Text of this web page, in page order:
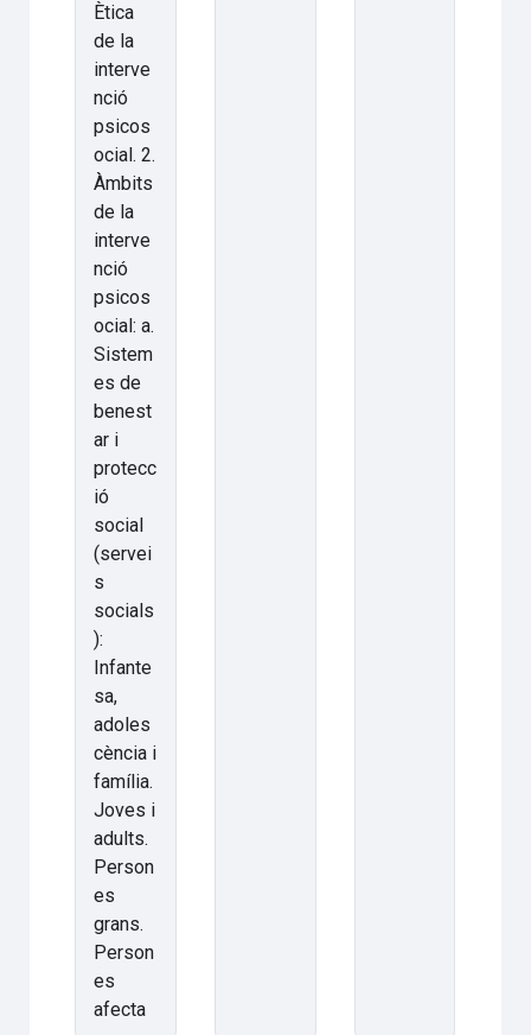
Ètica
de la
interve
nció
psicos
ocial. 2.
Àmbits
de la
interve
nció
psicos
ocial: a.
Sistem
es de
benest
ar i
protecc
ió
social
(servei
s
socials
):
Infante
sa,
adoles
cència i
família.
Joves i
adults.
Person
es
grans.
Person
es
afecta